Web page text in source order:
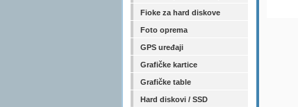
Fioke za hard diskove
Foto oprema
GPS uređaji
Grafičke kartice
Grafičke table
Hard diskovi / SSD